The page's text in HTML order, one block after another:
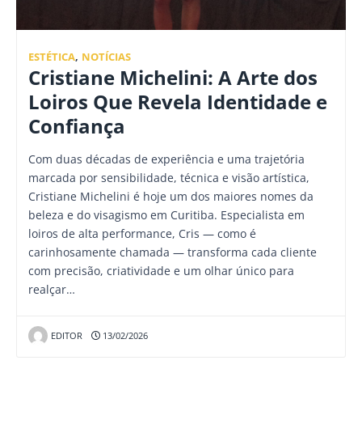
ESTÉTICA, NOTÍCIAS
Cristiane Michelini: A Arte dos
Loiros Que Revela Identidade e
Confiança
Com duas décadas de experiência e uma trajetória
marcada por sensibilidade, técnica e visão artística,
Cristiane Michelini é hoje um dos maiores nomes da
beleza e do visagismo em Curitiba. Especialista em
loiros de alta performance, Cris — como é
carinhosamente chamada — transforma cada cliente
com precisão, criatividade e um olhar único para
realçar…
EDITOR 13/02/2026